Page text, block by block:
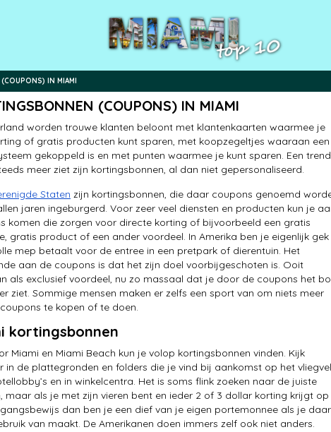
IN MIAMI
(COUPONS) IN MIAMI
worden trouwe klanten beloont met klantenkaarten waarmee je
of gratis producten kunt sparen, met koopzegeltjes waaraan een
gekoppeld is en met punten waarmee je kunt sparen. Een trend
meer ziet zijn kortingsbonnen, al dan niet gepersonaliseerd.
Staten zijn kortingsbonnen, die daar coupons genoemd
jaren ingeburgerd. Voor zeer veel diensten en producten kun je
komen die zorgen voor directe korting of bijvoorbeeld een gratis
gratis product of een ander voordeel. In Amerika ben je eigenlijk gek
mep betaalt voor de entree in een pretpark of dierentuin. Het
aan de coupons is dat het zijn doel voorbijgeschoten is. Ooit
als exclusief voordeel, nu zo massaal dat je door de coupons het
ziet. Sommige mensen maken er zelfs een sport van om niets meer
te kopen of te doen.
kortingsbonnen
Miami en Miami Beach kun je volop kortingsbonnen vinden. Kijk
in de plattegronden en folders die je vind bij aankomst op het
en in winkelcentra. Het is soms flink zoeken naar de juiste
maar als je met zijn vieren bent en ieder 2 of 3 dollar korting krijgt op
dan ben je een dief van je eigen portemonnee als je daar
van maakt. De Amerikanen doen immers zelf ook niet anders.